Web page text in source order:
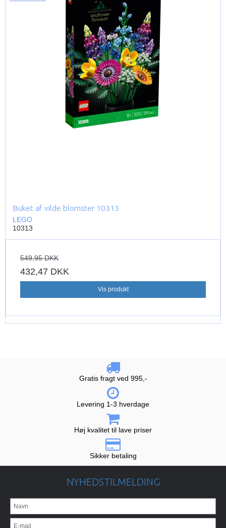
Buket af vilde blomster 10313
LEGO
10313
549,95 DKK
432,47 DKK
Vis produkt
Gratis fragt ved 995,-
Levering 1-3 hverdage
Høj kvalitet til lave priser
Sikker betaling
NYHEDSTILMELDING